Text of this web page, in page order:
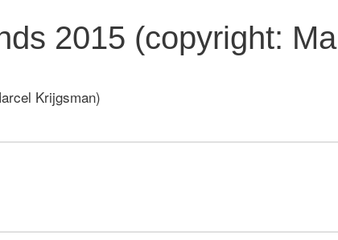
2015 (copyright: